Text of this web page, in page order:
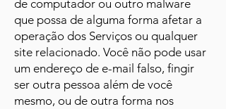
de computador ou outro malware
que possa de alguma forma afetar a
operação dos Serviços ou qualquer
site relacionado. Você não pode usar
um endereço de e-mail falso, fingir
ser outra pessoa além de você
mesmo, ou de outra forma nos